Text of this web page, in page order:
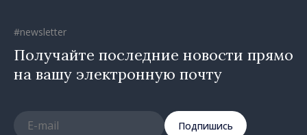
#newsletter
Получайте последние новости прямо
на вашу электронную почту
Подпишись